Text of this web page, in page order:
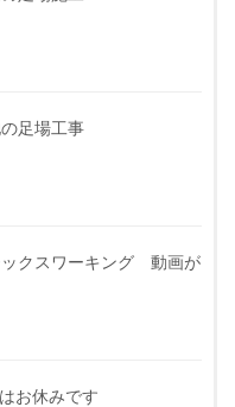
足場工事
ックスワーキング 動画が
お休みです